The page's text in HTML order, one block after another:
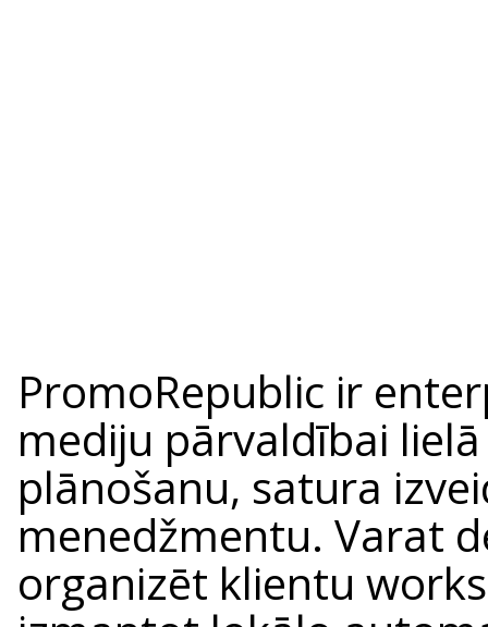
PromoRepublic ir
mediju pārvaldībai
plānošanu, satura
menedžmentu. Varat
organizēt klientu